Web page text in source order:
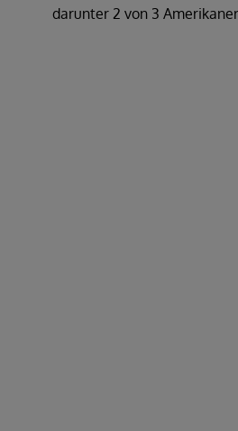
darunter 2 von 3